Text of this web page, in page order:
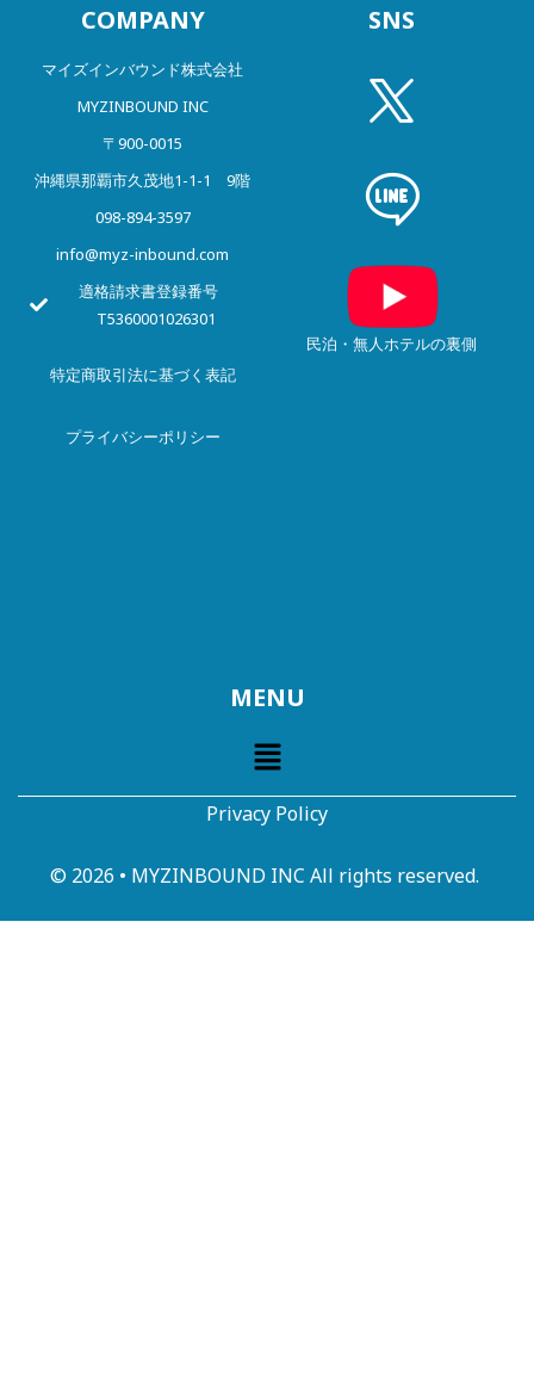
COMPANY
マイズインバウンド株式会社
MYZINBOUND INC
〒900-0015
沖縄県那覇市久茂地1-1-1 9階
098-894-3597
info@myz-inbound.com
適格請求書登録番号
T5360001026301
特定商取引法に基づく表記
プライバシーポリシー
SNS
民泊・無人ホテルの裏側
MENU
Privacy Policy
© 2026 • MYZINBOUND INC All rights reserved.